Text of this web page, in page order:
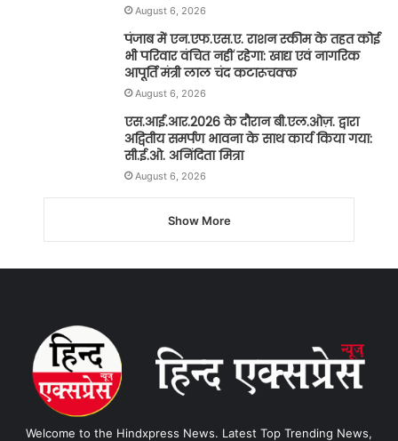
August 6, 2026
पंजाब में एन.एफ.एस.ए. राशन स्कीम के तहत कोई
भी परिवार वंचित नहीं रहेगा: खाद्य एवं नागरिक
आपूर्ति मंत्री लाल चंद कटारूचक्क
August 6, 2026
एस.आई.आर.2026 के दौरान बी.एल.ओज़. द्वारा
अद्वितीय समर्पण भावना के साथ कार्य किया गया:
सी.ई.ओ. अनिंदिता मित्रा
August 6, 2026
Show More
Welcome to the Hindxpress News. Latest Top Trending News,